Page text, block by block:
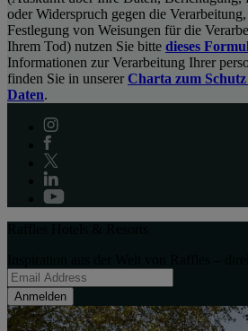
oder Widerspruch gegen die
Festlegung von Weisungen für die
Ihrem Tod) nutzen Sie bitte dieses
Informationen zur Verarbeitung Ihrer
finden Sie in unserer Charta zum
Daten.
Anmelden